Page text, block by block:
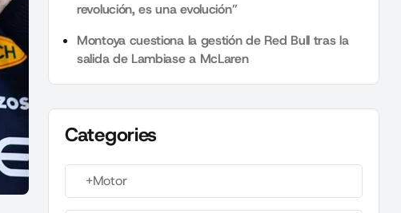
revolución, es una evolución”
Montoya cuestiona la gestión de Red Bull tras la
salida de Lambiase a McLaren
Categories
+Motor